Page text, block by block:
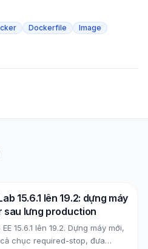
Dockerfile
Image
15.6.1 lên 19.2: dựng máy
sau lưng production
15.6.1 lên 19.2. Dựng máy mới,
chục required-stop, đưa